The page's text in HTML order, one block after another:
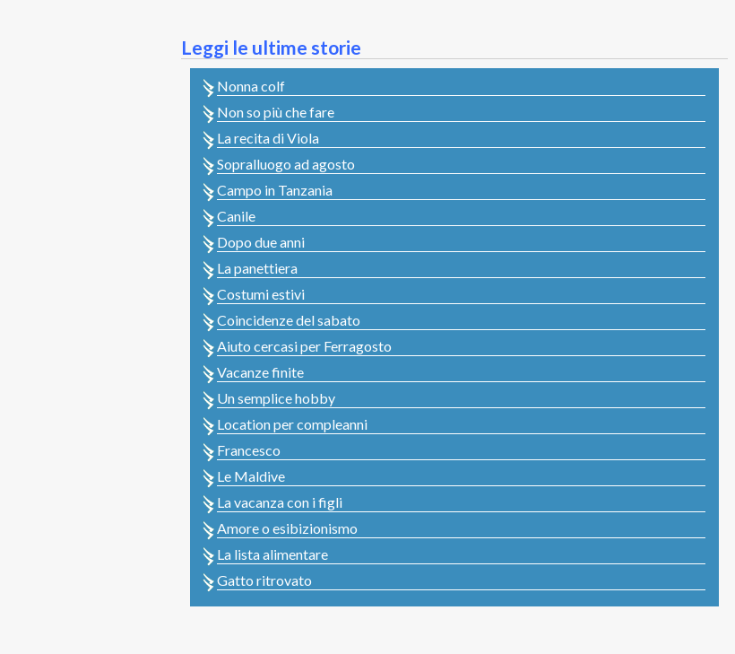
Leggi le ultime storie
Nonna colf
Non so più che fare
La recita di Viola
Sopralluogo ad agosto
Campo in Tanzania
Canile
Dopo due anni
La panettiera
Costumi estivi
Coincidenze del sabato
Aiuto cercasi per Ferragosto
Vacanze finite
Un semplice hobby
Location per compleanni
Francesco
Le Maldive
La vacanza con i figli
Amore o esibizionismo
La lista alimentare
Gatto ritrovato